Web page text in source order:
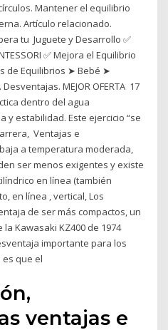
Mantener el equilibrio
Artículo relacionado.
tu Juguete y Desarrollo ✅
✅ Mejora el Equilibrio
de Equilibrios ➤ Bebé ➤
MEJOR OFERTA 17
dentro del agua
estabilidad. Este ejercicio “se
Ventajas e
a temperatura moderada,
ser menos exigentes y existe
en línea (también
en línea , vertical, Los
de ser más compactos, un
Kawasaki KZ400 de 1974
importante para los
que el
ventajas e